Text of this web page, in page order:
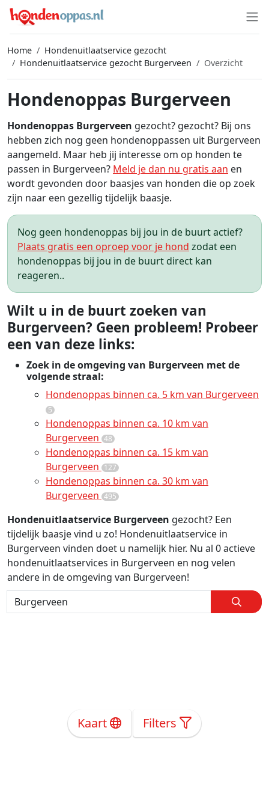
Home
Hondenuitlaatservice gezocht
Hondenuitlaatservice gezocht Burgerveen
Overzicht
Hondenoppas Burgerveen
Hondenoppas Burgerveen gezocht? gezocht? Bij ons
hebben zich nog geen hondenoppassen uit Burgerveen
aangemeld. Maar heb jij interesse om op honden te
passen in Burgerveen? Meld je dan nu gratis aan en
wordt gevonden door baasjes van honden die op zoek
zijn naar een gezellig tijdelijk baasje.
Nog geen hondenoppas bij jou in de buurt actief?
Plaats gratis een oproep voor je hond zodat een
hondenoppas bij jou in de buurt direct kan
reageren..
Wilt u in de buurt zoeken van
Burgerveen? Geen probleem! Probeer
een van deze links:
Zoek in de omgeving van Burgerveen met de
volgende straal:
Hondenoppas binnen ca. 5 km van Burgerveen
5
Hondenoppas binnen ca. 10 km van
Burgerveen 48
Hondenoppas binnen ca. 15 km van
Burgerveen 127
Hondenoppas binnen ca. 30 km van
Burgerveen 495
Hondenuitlaatservice Burgerveen gezocht? Een
tijdelijk baasje vind u zo! Hondenuitlaatservice in
Burgerveen vinden doet u namelijk hier. Nu al 0 actieve
hondenuitlaatservices in Burgerveen en nog velen
andere in de omgeving van Burgerveen!
Kaart Filters